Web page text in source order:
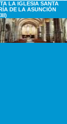
LA IGLESIA SANTA
DE LA ASUNCIÓN